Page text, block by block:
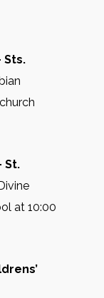
Sts.
St.
at 10:00